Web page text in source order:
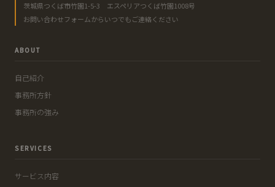
茨城県つくば市竹園1-5-3 エスペリアつくば竹園1008号
お問い合わせフォームからいつでもご連絡ください
ABOUT
自己紹介
事務所方針
事務所の強み
SERVICES
サービス内容